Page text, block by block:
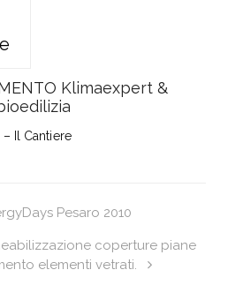
Klimaexpert &
Il Cantiere
Pesaro 2010
coperture piane
elementi vetrati.